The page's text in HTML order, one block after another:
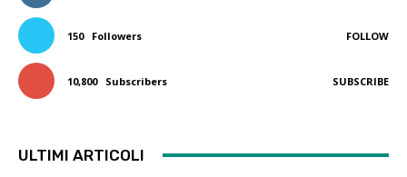
150 Followers FOLLOW
10,800 Subscribers SUBSCRIBE
ULTIMI ARTICOLI